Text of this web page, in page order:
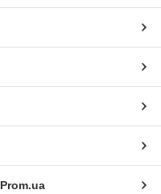
Prom.ua